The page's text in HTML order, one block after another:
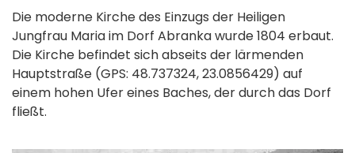
Die moderne Kirche des Einzugs der Heiligen
Jungfrau Maria im Dorf Abranka wurde 1804 erbaut.
Die Kirche befindet sich abseits der lärmenden
Hauptstraße (GPS: 48.737324, 23.0856429) auf
einem hohen Ufer eines Baches, der durch das Dorf
fließt.